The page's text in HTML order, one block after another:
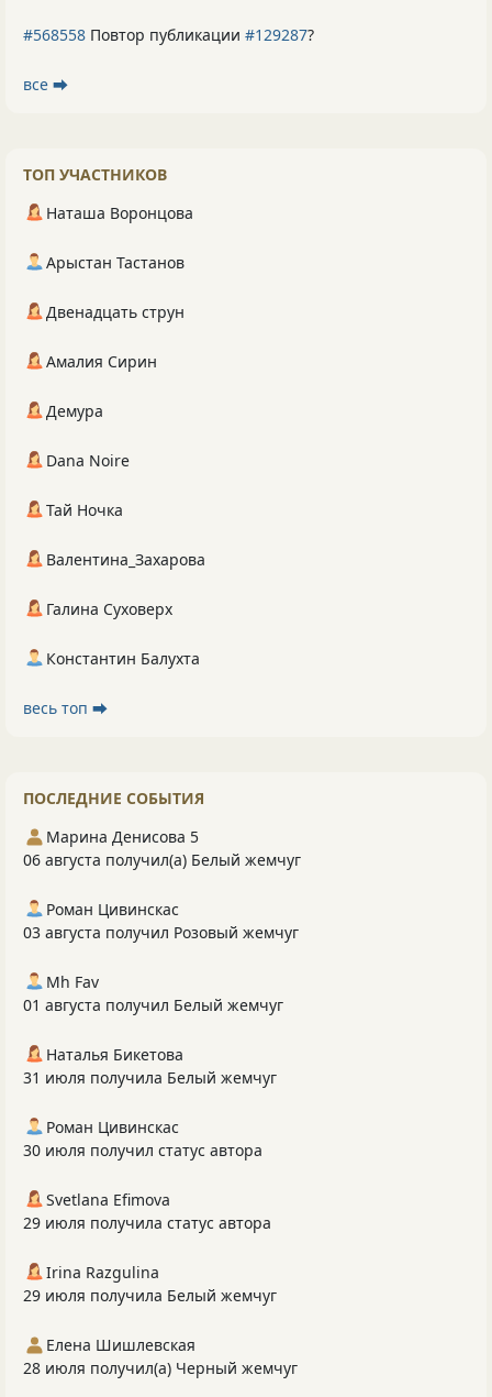
#568558 Повтор публикации #129287?
все ⮕
ТОП УЧАСТНИКОВ
Наташа Воронцова
Арыстан Тастанов
Двенадцать струн
Амалия Сирин
Демура
Dana Noire
Тай Ночка
Валентина_Захарова
Галина Суховерх
Константин Балухта
весь топ ⮕
ПОСЛЕДНИЕ СОБЫТИЯ
Марина Денисова 5
06 августа получил(а) Белый жемчуг
Роман Цивинскас
03 августа получил Розовый жемчуг
Mh Fav
01 августа получил Белый жемчуг
Наталья Бикетова
31 июля получила Белый жемчуг
Роман Цивинскас
30 июля получил статус автора
Svetlana Efimova
29 июля получила статус автора
Irina Razgulina
29 июля получила Белый жемчуг
Елена Шишлевская
28 июля получил(а) Черный жемчуг